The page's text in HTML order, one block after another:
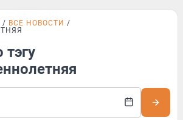
ВСЕ НОВОСТИ